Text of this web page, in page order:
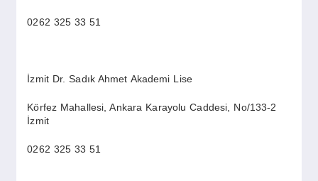
0262 325 33 51
İzmit Dr. Sadık Ahmet Akademi Lise
Körfez Mahallesi, Ankara Karayolu Caddesi, No/133-2
İzmit
0262 325 33 51